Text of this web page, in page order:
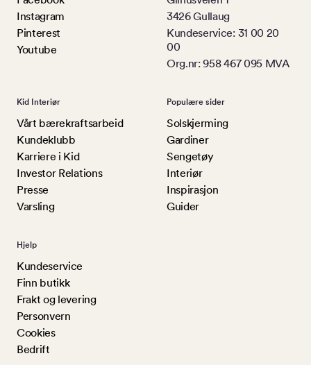
Instagram
Pinterest
Youtube
3426 Gullaug
Kundeservice: 31 00 20
00
Org.nr: 958 467 095 MVA
Kid Interiør
Vårt bærekraftsarbeid
Kundeklubb
Karriere i Kid
Investor Relations
Presse
Varsling
Populære sider
Solskjerming
Gardiner
Sengetøy
Interiør
Inspirasjon
Guider
Hjelp
Kundeservice
Finn butikk
Frakt og levering
Personvern
Cookies
Bedrift